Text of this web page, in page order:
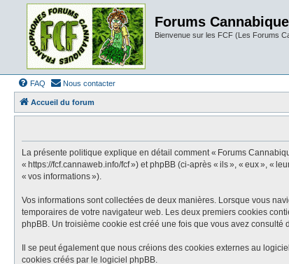
Forums
Bienvenue sur les FCF (Les Forums
FAQ Nous contacter
Accueil du forum
La présente politique explique en détail comment « Forums
« https://fcf.cannaweb.info/fcf ») et phpBB (ci-après « ils », « eux », «
« vos informations »).
Vos informations sont collectées de deux manières. Lorsque vous
temporaires de votre navigateur web. Les deux premiers cookies
phpBB. Un troisième cookie est créé une fois que vous avez
Il se peut également que nous créions des cookies externes au
cookies créés par le logiciel phpBB.